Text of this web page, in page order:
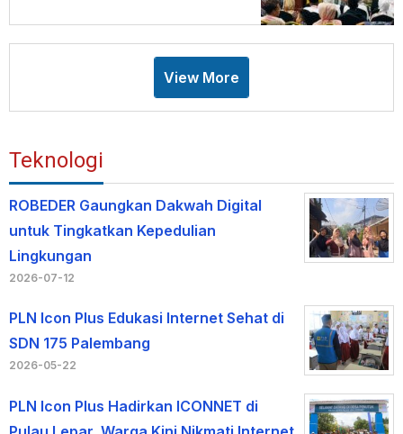
View More
Teknologi
ROBEDER Gaungkan Dakwah Digital
untuk Tingkatkan Kepedulian
Lingkungan
2026-07-12
PLN Icon Plus Edukasi Internet Sehat di
SDN 175 Palembang
2026-05-22
PLN Icon Plus Hadirkan ICONNET di